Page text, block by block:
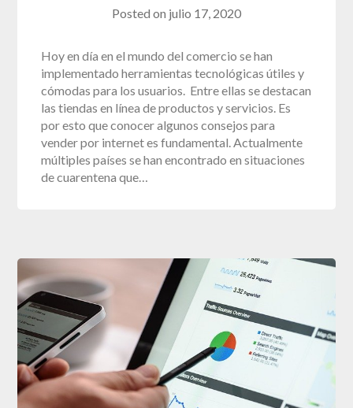
Posted on julio 17, 2020
Hoy en día en el mundo del comercio se han
implementado herramientas tecnológicas útiles y
cómodas para los usuarios. Entre ellas se destacan
las tiendas en línea de productos y servicios. Es
por esto que conocer algunos consejos para
vender por internet es fundamental. Actualmente
múltiples países se han encontrado en situaciones
de cuarentena que…